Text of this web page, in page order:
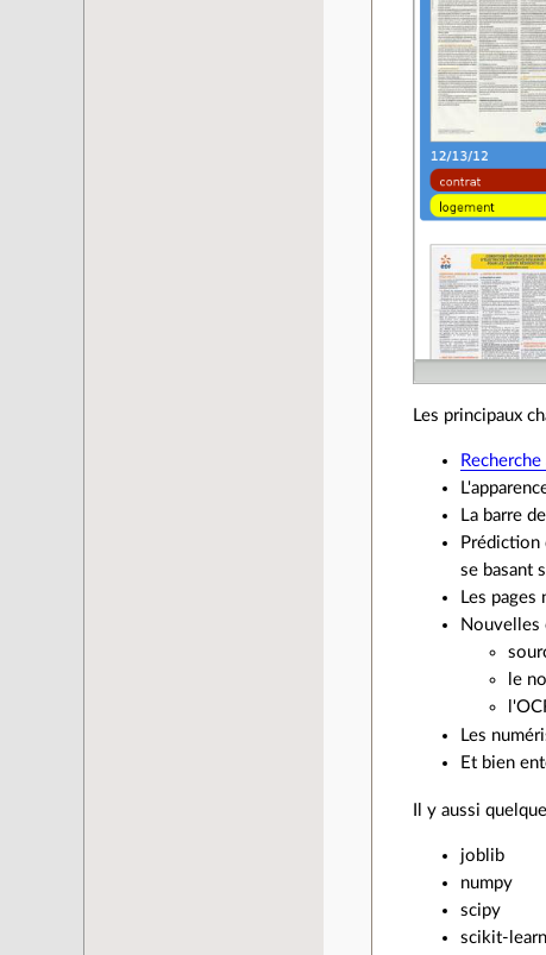
Les principaux
La barre
Prédiction
se basant
Les
Nouvelles
le
Les
Et bien
Il y aussi
joblib
numpy
scipy
scikit-learn